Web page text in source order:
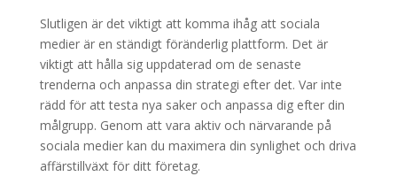
Slutligen är det viktigt att komma ihåg att sociala
medier är en ständigt föränderlig plattform. Det är
viktigt att hålla sig uppdaterad om de senaste
trenderna och anpassa din strategi efter det. Var inte
rädd för att testa nya saker och anpassa dig efter din
målgrupp. Genom att vara aktiv och närvarande på
sociala medier kan du maximera din synlighet och driva
affärstillväxt för ditt företag.